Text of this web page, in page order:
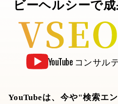
ビーヘルシーで
YouTube コンサル
YouTubeは、今や"検索エ